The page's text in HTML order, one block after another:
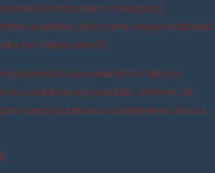
komfortne a v bezpečí.
problém, ktorý sme diagnostikovali,
ho treba ošetriť.
prevenciu a poradenstvo, aby sa
v budúcnosti predišlo. Veríme, že
cesta k zdraviu a kvalitnému životu